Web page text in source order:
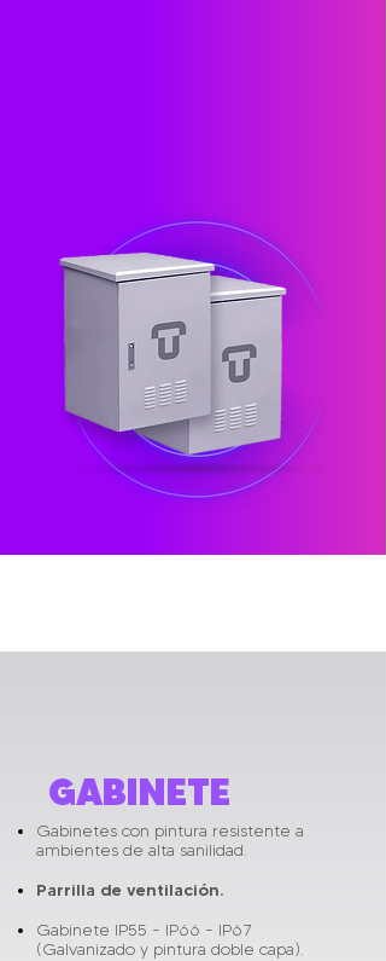
GABINETE
Gabinetes con pintura resistente a
ambientes de alta sanilidad.
Parrilla de ventilación.
Gabinete IP55 - IP66 - IP67
(Galvanizado y pintura doble capa).